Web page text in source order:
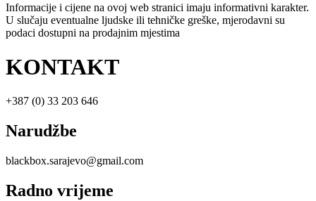
Informacije i cijene na ovoj web stranici imaju informativni karakter.
U slučaju eventualne ljudske ili tehničke greške, mjerodavni su
podaci dostupni na prodajnim mjestima
KONTAKT
+387 (0) 33 203 646
Narudžbe
blackbox.sarajevo@gmail.com
Radno vrijeme